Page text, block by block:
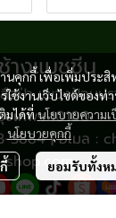
านคุกกี้ เพื่อเพิ่มประ
ช้งานเว็บไซต์ของท่
มได้ที่นโยบายความ
นโยบายคุกกี้
ยอมรับทั้งห
างแมชชีน
ป่า แขวงป้อมปร
งเทพฯ 10100
3884 | อีเมล :
shop.com